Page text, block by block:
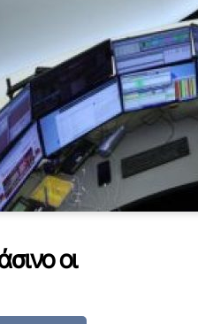
οι